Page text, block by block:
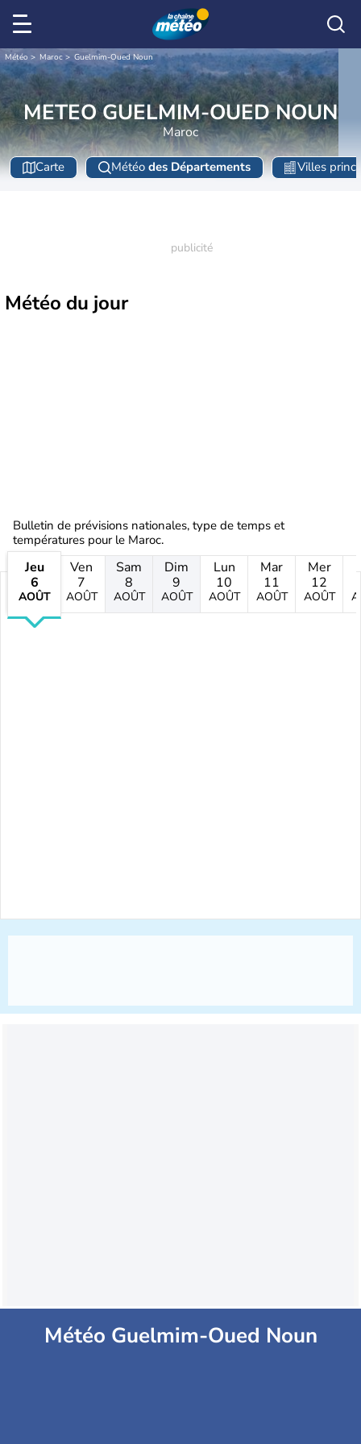
Météo Maroc Guelmim-Oued Noun
METEO GUELMIM-OUED NOUN
Maroc
Carte Météo des Départements Villes
Météo du jour
Bulletin de prévisions nationales, type de temps et
températures pour le Maroc.
Jeu
6
AOÛT
Ven
7
AOÛT
Sam
8
AOÛT
Dim
9
AOÛT
Lun
10
AOÛT
Mar
11
AOÛT
Mer
12
AOÛT
Météo Guelmim-Oued Noun